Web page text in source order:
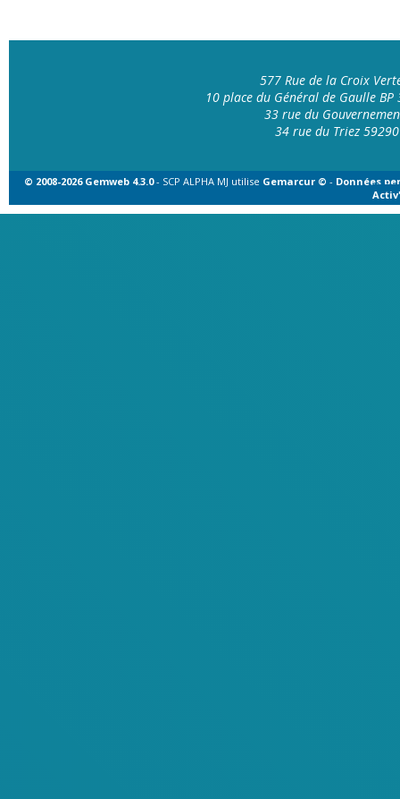
577 Rue de la Croix
10 place du Général de Gaulle BP
33 rue du
34 rue du Triez 59290
© 2008-2026 Gemweb 4.3.0- SCP ALPHA MJ utilise Gemarcur © - Données